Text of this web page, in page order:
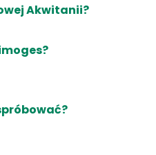
Akwitanii?